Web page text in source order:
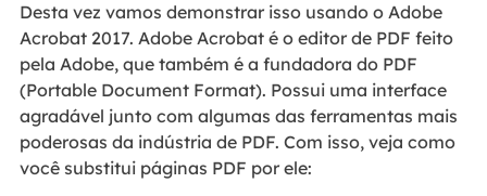
Desta vez vamos demonstrar isso usando o Adobe
Acrobat 2017. Adobe Acrobat é o editor de PDF feito
pela Adobe, que também é a fundadora do PDF
(Portable Document Format). Possui uma interface
agradável junto com algumas das ferramentas mais
poderosas da indústria de PDF. Com isso, veja como
você substitui páginas PDF por ele: